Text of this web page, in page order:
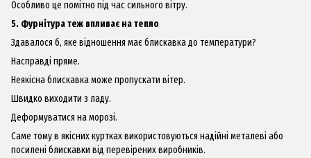
Особливо це помітно під час сильного вітру.
5. Фурнітура теж впливає на тепло
Здавалося б, яке відношення має блискавка до температури?
Насправді пряме.
Неякісна блискавка може пропускати вітер.
Швидко виходити з ладу.
Деформуватися на морозі.
Саме тому в якісних куртках використовуються надійні металеві або
посилені блискавки від перевірених виробників.